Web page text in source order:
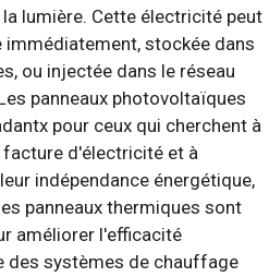
la lumière. Cette électricité peut
immédiatement, stockée dans
ou injectée dans le réseau
panneaux photovoltaïques
pour ceux qui cherchent à
facture d'électricité et à
indépendance énergétique,
panneaux thermiques sont
améliorer l'efficacité
des systèmes de chauffage